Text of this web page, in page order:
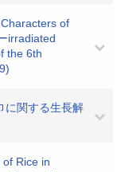
of
irradiated
the 6th
に関する生長解
Rice in